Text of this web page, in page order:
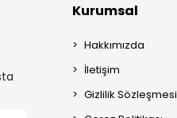
Kurumsal
Hakkımızda
İletişim
Gizlilik Sözleşmesi